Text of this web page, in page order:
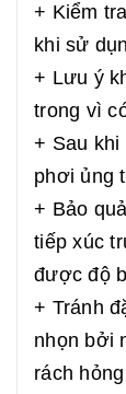
+ Kiểm
khi sử
+ Lưu ý
trong vì
+ Sau khi
phơi ủng
+ Bảo
tiếp xúc
được độ
+ Tránh
nhọn bởi
rách